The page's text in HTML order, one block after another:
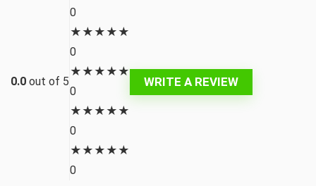
0.0 out of 5
0
★ ★ ★ ★ ★
0
★ ★ ★ ★ ★
0
★ ★ ★ ★ ★
0
★ ★ ★ ★ ★
0
WRITE A REVIEW